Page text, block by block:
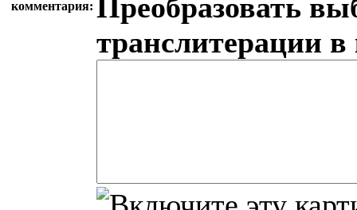
комментария: Преобразовать
транслитерации